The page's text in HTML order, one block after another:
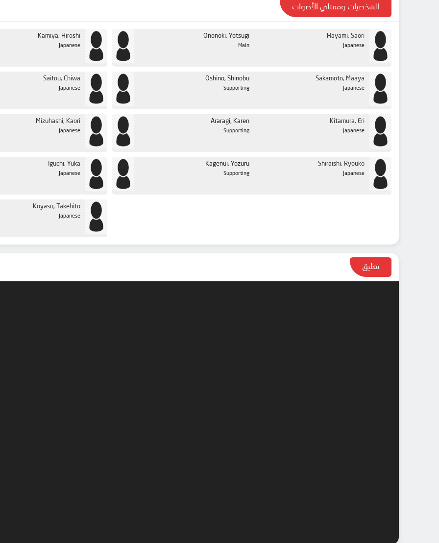
الشخصيات وممثلي الأصوات
Kamiya, Hiroshi
Japanese
Ononoki, Yotsugi
Main
Hayami, Saori
Japanese
Saitou, Chiwa
Japanese
Oshino, Shinobu
Supporting
Sakamoto, Maaya
Japanese
Mizuhashi, Kaori
Japanese
Araragi, Karen
Supporting
Kitamura, Eri
Japanese
Iguchi, Yuka
Japanese
Kagenui, Yozuru
Supporting
Shiraishi, Ryouko
Japanese
Koyasu, Takehito
Japanese
تعليق